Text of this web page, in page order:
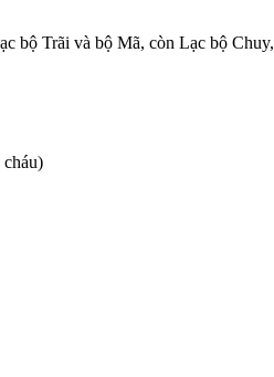
bộ Trãi và bộ Mã, còn Lạc bộ